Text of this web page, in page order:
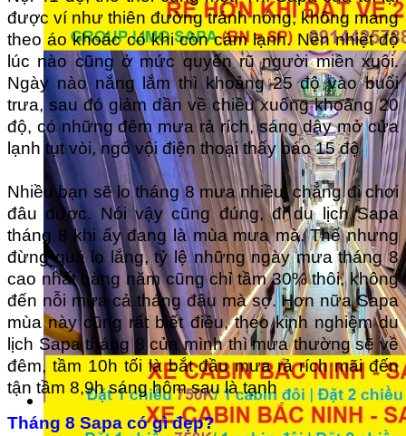
được ví như thiên đường tránh nóng, không mang
theo áo khoác có khi còn cảm lạnh. Nền nhiệt độ
lúc nào cũng ở mức quyến rũ người miền xuôi.
Ngày nào nắng lắm thì khoảng 25 độ vào buổi
trưa, sau đó giảm dần về chiều xuống khoảng 20
độ, có những đêm mưa rả rích, sáng dậy mở cửa
lạnh tụt vòi, ngó vội điện thoại thấy báo 15 độ
Nhiều bạn sẽ lo tháng 8 mưa nhiều, chẳng đi chơi
đâu được. Nói vậy cũng đúng, đi du lịch Sapa
tháng 8 khi ấy đang là mùa mưa mà. Thế nhưng
đừng quá lo lắng, tỷ lệ những ngày mưa tháng 8
cao nhất hàng năm cũng chỉ tầm 30% thôi, không
đến nỗi mưa cả tháng đâu mà sợ. Hơn nữa Sapa
mùa này cũng rất biết điều, theo kinh nghiệm du
lịch Sapa tháng 8 của mình thì mưa thường sẽ về
đêm, tầm 10h tối là bắt đầu mưa rả rích mãi đến
tận tầm 8,9h sáng hôm sau là tạnh
Tháng 8 Sapa có gì đẹp?